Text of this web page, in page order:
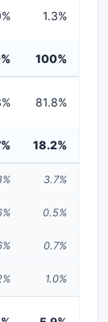
1.3%
100%
81.8%
18.2%
3.7%
0.5%
0.7%
1.0%